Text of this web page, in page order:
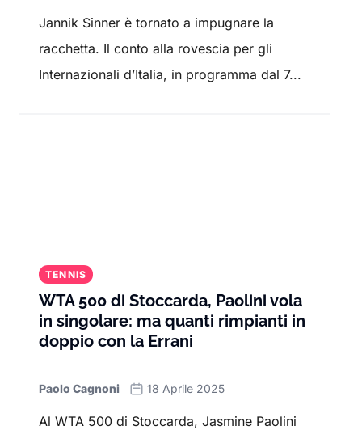
Jannik Sinner è tornato a impugnare la
racchetta. Il conto alla rovescia per gli
Internazionali d’Italia, in programma dal 7...
TENNIS
WTA 500 di Stoccarda, Paolini vola
in singolare: ma quanti rimpianti in
doppio con la Errani
Paolo Cagnoni 18 Aprile 2025
Al WTA 500 di Stoccarda, Jasmine Paolini